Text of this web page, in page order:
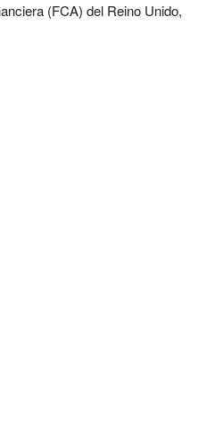
(FCA) del Reino Unido,